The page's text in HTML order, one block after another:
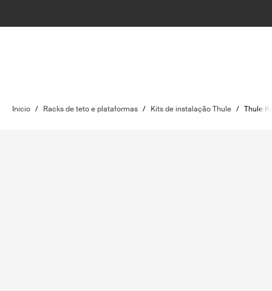
Início / Racks de teto e plataformas / Kits de instalação Thule / Thule